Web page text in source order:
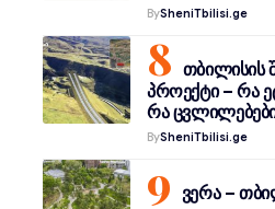
BySheniTbilisi.ge
თბილისის
პროექტი – რა
რა
BySheniTbilisi.ge
ვერა –